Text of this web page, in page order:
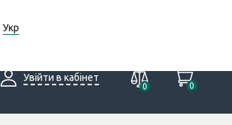
Укр
Увійти в кабінет
0
0